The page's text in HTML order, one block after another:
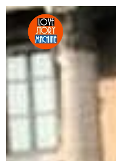
Skip to main content